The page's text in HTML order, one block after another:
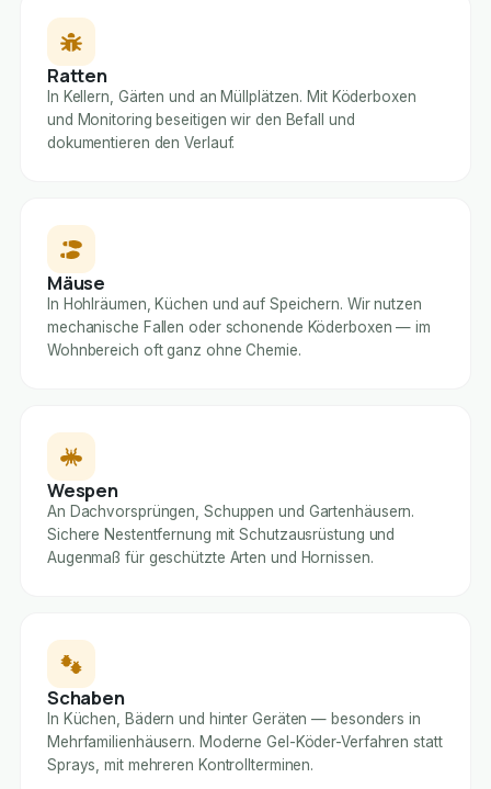
Ratten
In Kellern, Gärten und an Müllplätzen. Mit Köderboxen
und Monitoring beseitigen wir den Befall und
dokumentieren den Verlauf.
Mäuse
In Hohlräumen, Küchen und auf Speichern. Wir nutzen
mechanische Fallen oder schonende Köderboxen — im
Wohnbereich oft ganz ohne Chemie.
Wespen
An Dachvorsprüngen, Schuppen und Gartenhäusern.
Sichere Nestentfernung mit Schutzausrüstung und
Augenmaß für geschützte Arten und Hornissen.
Schaben
In Küchen, Bädern und hinter Geräten — besonders in
Mehrfamilienhäusern. Moderne Gel-Köder-Verfahren statt
Sprays, mit mehreren Kontrollterminen.